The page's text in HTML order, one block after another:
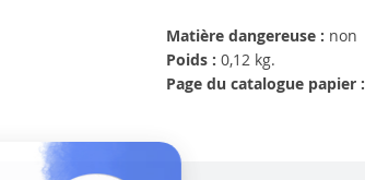
Matière dangereuse : non
Poids : 0,12 kg.
Page du catalogue papier :